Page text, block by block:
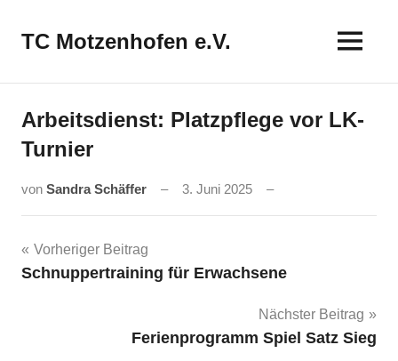
InhaltTC Motzenhofen e.V.
Arbeitsdienst: Platzpflege vor LK-
Turnier
von Sandra Schäffer 3. Juni 2025
Beitragsnavigation
Vorheriger Beitrag
Schnuppertraining für Erwachsene
Nächster Beitrag
Ferienprogramm Spiel Satz Sieg